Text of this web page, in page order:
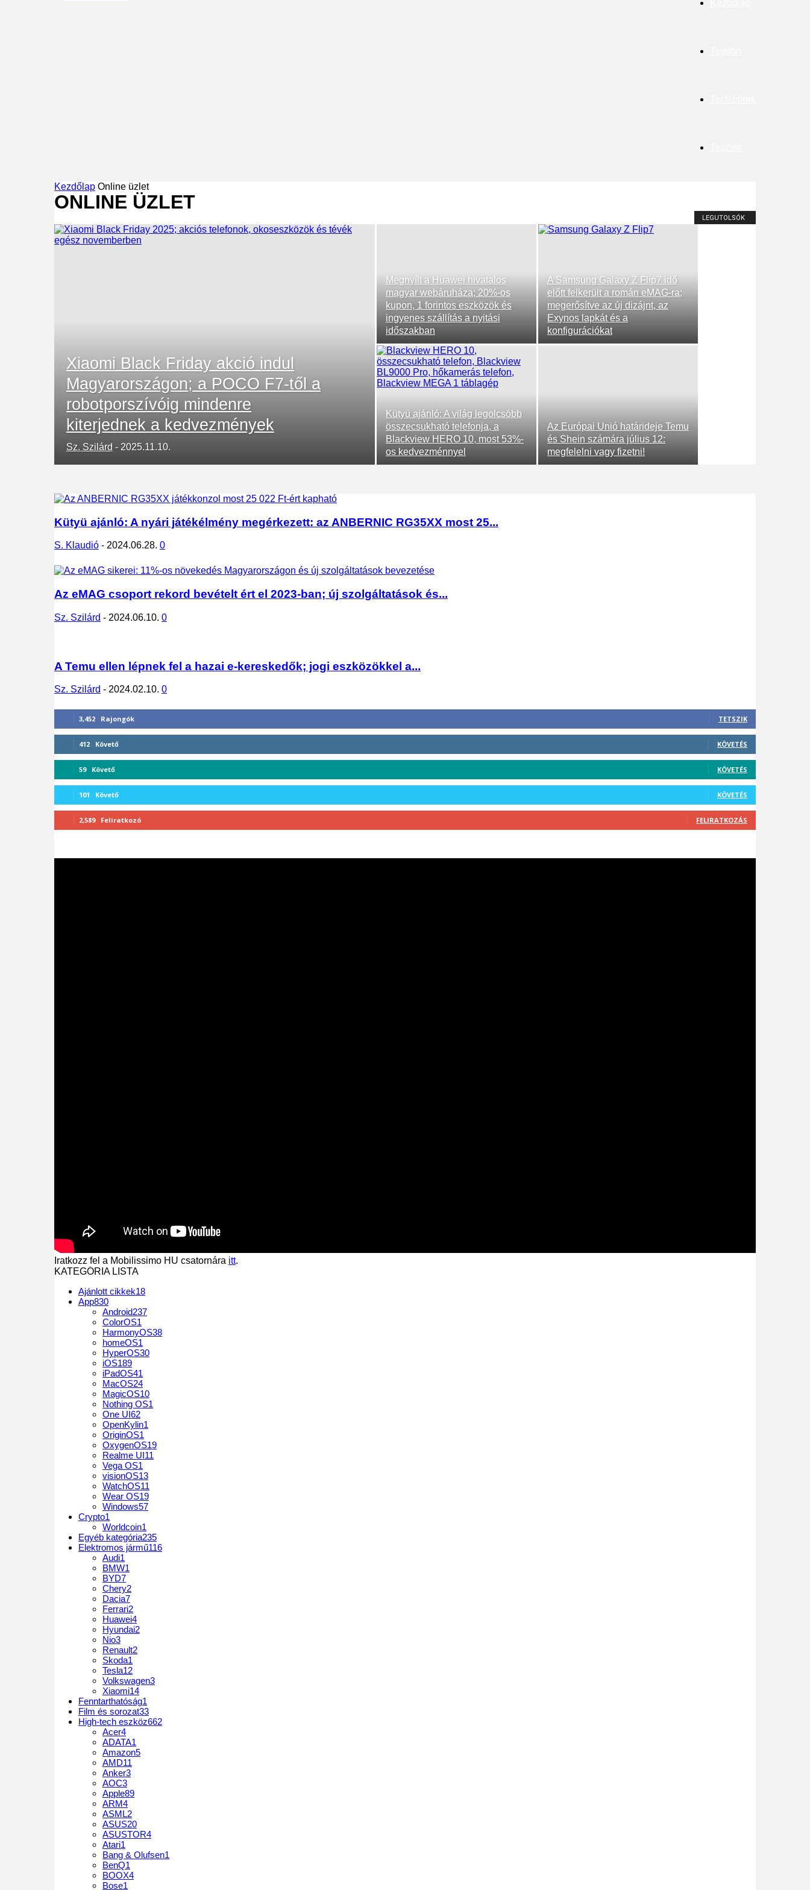
Kezdőlap Online üzlet
ONLINE ÜZLET
LEGUTOLSÓK
Xiaomi Black Friday akció indul
Magyarországon; a POCO F7-től a
robotporszívóig mindenre
kiterjednek a kedvezmények
Sz. Szilárd - 2025.11.10.
Megnyílt a Huawei hivatalos
magyar webáruháza; 20%-os
kupon, 1 forintos eszközök és
ingyenes szállítás a nyitási
időszakban
A Samsung Galaxy Z Flip7 idő
előtt felkerült a román eMAG-ra;
megerősítve az új dizájnt, az
Exynos lapkát és a
konfigurációkat
Kütyü ajánló: A világ legolcsóbb
összecsukható telefonja, a
Blackview HERO 10, most 53%-
os kedvezménnyel
Az Európai Unió határideje Temu
és Shein számára július 12:
megfelelni vagy fizetni!
Kütyü ajánló: A nyári játékélmény megérkezett: az ANBERNIC RG35XX most 25...
S. Klaudió - 2024.06.28. 0
Az eMAG csoport rekord bevételt ért el 2023-ban; új szolgáltatások és...
Sz. Szilárd - 2024.06.10. 0
A Temu ellen lépnek fel a hazai e-kereskedők; jogi eszközökkel a...
Sz. Szilárd - 2024.02.10. 0
3,452 Rajongók TETSZIK
412 Követő KÖVETÉS
59 Követő KÖVETÉS
101 Követő KÖVETÉS
2,589 Feliratkozó FELIRATKOZÁS
Iratkozz fel a Mobilissimo HU csatornára itt.
KATEGÓRIA LISTA
Ajánlott cikkek18
App830
Android237
ColorOS1
HarmonyOS38
homeOS1
HyperOS30
iOS189
iPadOS41
MacOS24
MagicOS10
Nothing OS1
One UI62
OpenKylin1
OriginOS1
OxygenOS19
Realme UI11
Vega OS1
visionOS13
WatchOS11
Wear OS19
Windows57
Crypto1
Worldcoin1
Egyéb kategória235
Elektromos jármű116
Audi1
BMW1
BYD7
Chery2
Dacia7
Ferrari2
Huawei4
Hyundai2
Nio3
Renault2
Skoda1
Tesla12
Volkswagen3
Xiaomi14
Fenntarthatóság1
Film és sorozat33
High-tech eszköz662
Acer4
ADATA1
Amazon5
AMD11
Anker3
AOC3
Apple89
ARM4
ASML2
ASUS20
ASUSTOR4
Atari1
Bang & Olufsen1
BenQ1
BOOX4
Bose1